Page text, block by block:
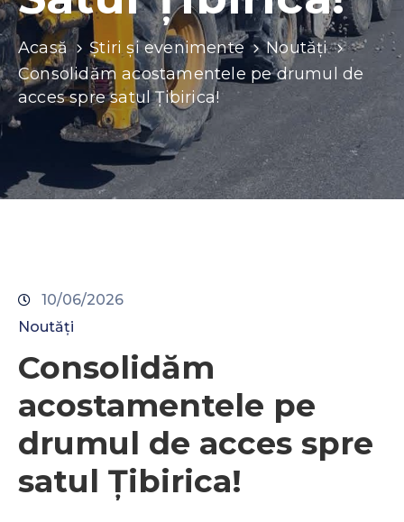
Contacte
Acasă Știri și evenimente
Noutăți
Consolidăm acostamentele pe drumul de
acces spre satul Țibirica!
10/06/2026
Noutăți
Consolidăm
acostamentele pe
drumul de acces spre
satul Țibirica!